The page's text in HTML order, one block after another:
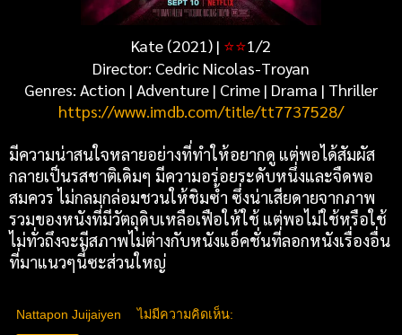
Kate (2021) | ⭐⭐1/2
Director: Cedric Nicolas-Troyan
Genres: Action | Adventure | Crime | Drama | Thriller
https://www.imdb.com/title/tt7737528/
มีความน่าสนใจหลายอย่างที่ทำให้อยากดู แต่พอได้สัมผัส
กลายเป็นรสชาติเดิมๆ มีความอร่อยระดับหนึ่งและจืดพอ
สมควร ไม่กลมกล่อมชวนให้ชิมซ้ำ ซึ่งน่าเสียดายจากภาพ
รวมของหนังที่มีวัตถุดิบเหลือเฟือให้ใช้ แต่พอไม่ใช้หรือใช้
ไม่ทั่วถึงจะมีสภาพไม่ต่างกับหนังแอ็คชั่นที่ลอกหนังเรื่องอื่น
ที่มาแนวๆนี้ซะส่วนใหญ่
Nattapon Juijaiyen ไม่มีความคิดเห็น: